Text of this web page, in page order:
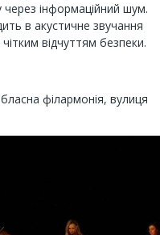
через інформаційний шум.
в акустичне звучання
відчуттям безпеки.
філармонія, вулиця